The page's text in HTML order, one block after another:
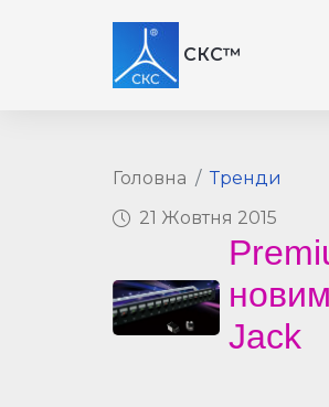
СКС™
Головна
Тренди
21 Жовтня 2015
Jack